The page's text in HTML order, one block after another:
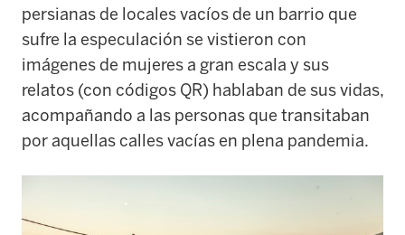
persianas de locales vacíos de un barrio que
sufre la especulación se vistieron con
imágenes de mujeres a gran escala y sus
relatos (con códigos QR) hablaban de sus vidas,
acompañando a las personas que transitaban
por aquellas calles vacías en plena pandemia.